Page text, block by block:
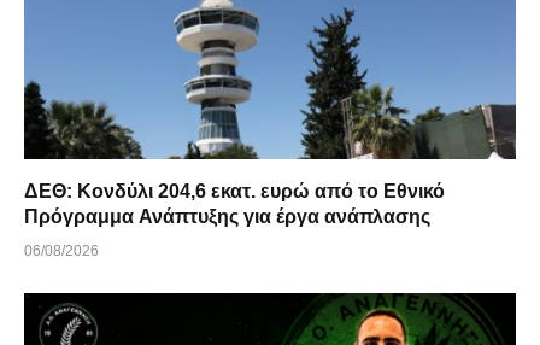
ΔΕΘ: Κονδύλι 204,6 εκατ. ευρώ από το Εθνικό
Πρόγραμμα Ανάπτυξης για έργα ανάπλασης
06/08/2026